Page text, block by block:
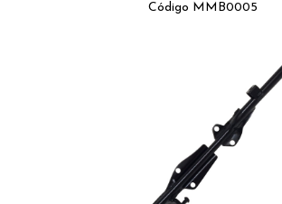
Código MMB0005